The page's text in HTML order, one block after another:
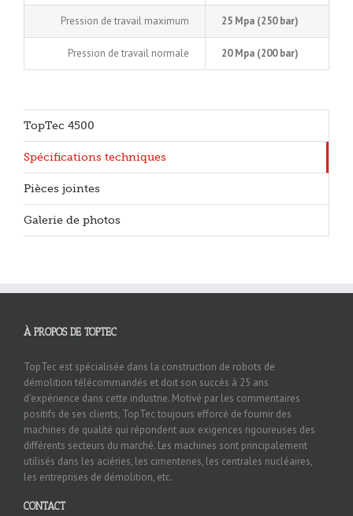
Pression de travail maximum 25 Mpa (250 bar)
Pression de travail normale 20 Mpa (200 bar)
TopTec 4500
Spécifications techniques
Pièces jointes
Galerie de photos
À PROPOS DE TOPTEC
TopTec est spécialisée dans la construction de robots de
démolition télécommandés et doit son succès à 25 ans
d'expérience dans cette industrie. Motivé par les commentaires
positifs de ses clients, TopTec toujours efforcé de fournir des
machines de qualité qui répondent aux exigences rigoureuses des
différents secteurs du marché. Les machines sont principalement
utilisés dans les aciéries, les cimenteries, les centrales nucléaires,
les entreprises de démolition, etc.
CONTACT